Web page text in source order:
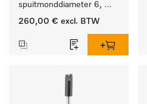
spuitmonddiameter 6,
lengte 210 mm, 10 stuks
260,00 € excl. BTW